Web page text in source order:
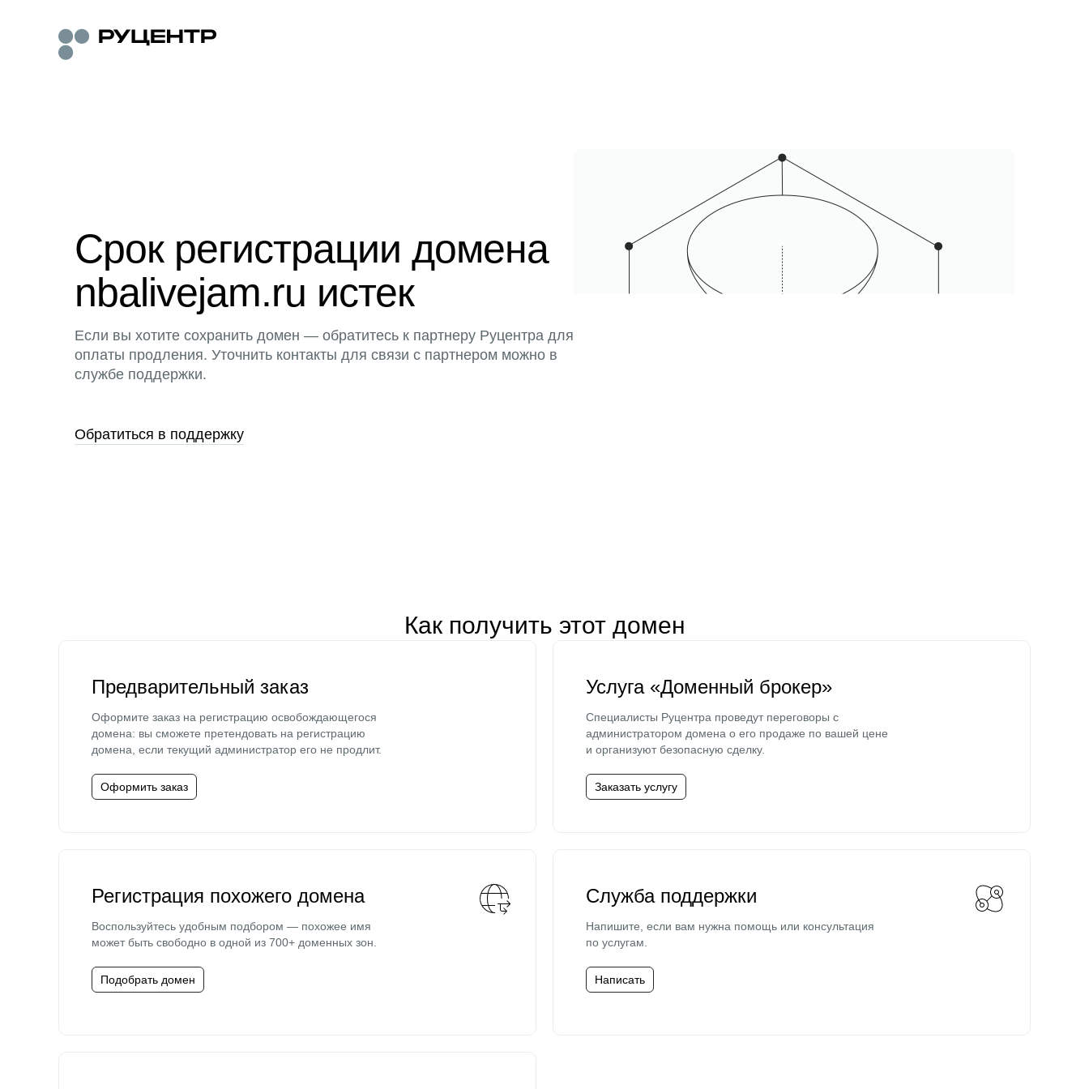
Срок регистрации домена
nbalivejam.ru истек
Если вы хотите сохранить домен — обратитесь к партнеру Руцентра для
оплаты продления. Уточнить контакты для связи с партнером можно в
службе поддержки.
Обратиться в поддержку
Как получить этот домен
Предварительный заказ
Оформите заказ на регистрацию освобождающегося
домена: вы сможете претендовать на регистрацию
домена, если текущий администратор его не продлит.
Оформить заказ
Услуга «Доменный брокер»
Специалисты Руцентра проведут переговоры с
администратором домена о его продаже по вашей цене
и организуют безопасную сделку.
Заказать услугу
Регистрация похожего домена
Воспользуйтесь удобным подбором — похожее имя
может быть свободно в одной из 700+ доменных зон.
Подобрать домен
Служба поддержки
Напишите, если вам нужна помощь или консультация
по услугам.
Написать